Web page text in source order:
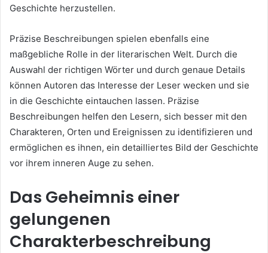
Geschichte herzustellen.
Präzise Beschreibungen spielen ebenfalls eine
maßgebliche Rolle in der literarischen Welt. Durch die
Auswahl der richtigen Wörter und durch genaue Details
können Autoren das Interesse der Leser wecken und sie
in die Geschichte eintauchen lassen. Präzise
Beschreibungen helfen den Lesern, sich besser mit den
Charakteren, Orten und Ereignissen zu identifizieren und
ermöglichen es ihnen, ein detailliertes Bild der Geschichte
vor ihrem inneren Auge zu sehen.
Das Geheimnis einer
gelungenen
Charakterbeschreibung